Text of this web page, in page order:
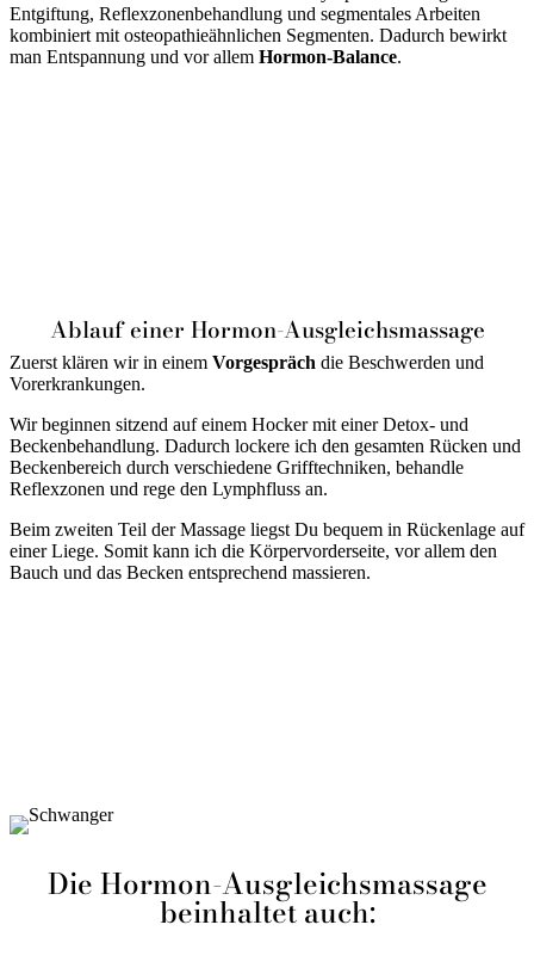
Entgiftung, Reflexzonenbehandlung und segmentales Arbeiten
kombiniert mit osteopathieähnlichen Segmenten. Dadurch bewirkt
man Entspannung und vor allem Hormon-Balance.
Ablauf einer Hormon-Ausgleichsmassage
Zuerst klären wir in einem Vorgespräch die Beschwerden und
Vorerkrankungen.
Wir beginnen sitzend auf einem Hocker mit einer Detox- und
Beckenbehandlung. Dadurch lockere ich den gesamten Rücken und
Beckenbereich durch verschiedene Grifftechniken, behandle
Reflexzonen und rege den Lymphfluss an.
Beim zweiten Teil der Massage liegst Du bequem in Rückenlage auf
einer Liege. Somit kann ich die Körpervorderseite, vor allem den
Bauch und das Becken entsprechend massieren.
Die Hormon-Ausgleichsmassage
beinhaltet auch: